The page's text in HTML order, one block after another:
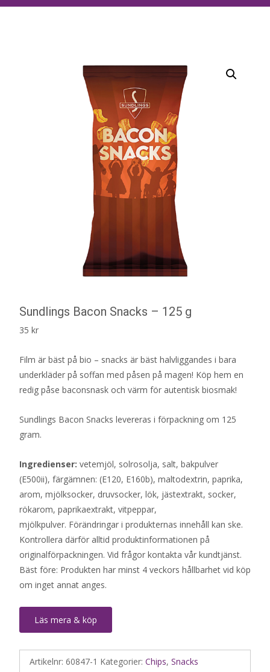
Sundlings Bacon Snacks – 125 g
35 kr
Film är bäst på bio – snacks är bäst halvliggandes i bara
underkläder på soffan med påsen på magen! Köp hem en
redig påse baconsnask och värm för autentisk biosmak!
Sundlings Bacon Snacks levereras i förpackning om 125
gram.
Ingredienser: vetemjöl, solrosolja, salt, bakpulver
(E500ii), färgämnen: (E120, E160b), maltodextrin, paprika,
arom, mjölksocker, druvsocker, lök, jästextrakt, socker,
rökarom, paprikaextrakt, vitpeppar,
mjölkpulver. Förändringar i produkternas innehåll kan ske.
Kontrollera därför alltid produktinformationen på
originalförpackningen. Vid frågor kontakta vår kundtjänst.
Bäst före: Produkten har minst 4 veckors hållbarhet vid köp
om inget annat anges.
Läs mera & köp
Artikelnr: 60847-1 Kategorier: Chips, Snacks